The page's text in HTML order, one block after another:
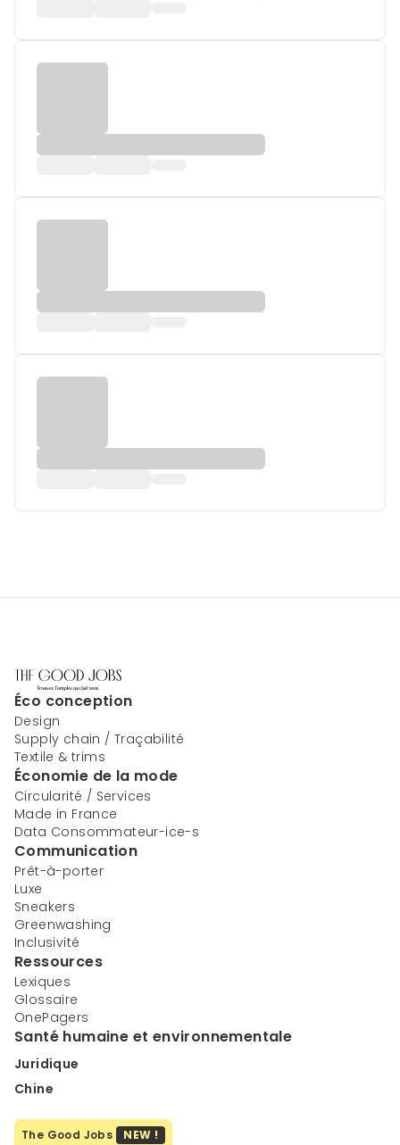
Éco conception
Design
Supply chain / Traçabilité
Textile & trims
Économie de la mode
Circularité / Services
Made in France
Data Consommateur-ice-s
Communication
Prêt-à-porter
Luxe
Sneakers
Greenwashing
Inclusivité
Ressources
Lexiques
Glossaire
OnePagers
Santé humaine et environnementale
Juridique
Chine
The Good Jobs NEW !